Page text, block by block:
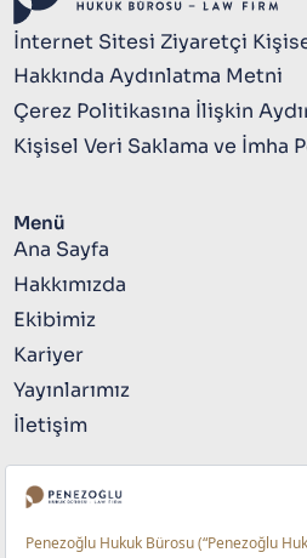
İnternet Sitesi Ziyaretçi
Hakkında Aydınlatma Metni
Çerez Politikasına İlişkin
Kişisel Veri Saklama ve İmha
Menü
Ana Sayfa
Hakkımızda
Ekibimiz
Kariyer
Yayınlarımız
İletişim
Bize Ulaşın